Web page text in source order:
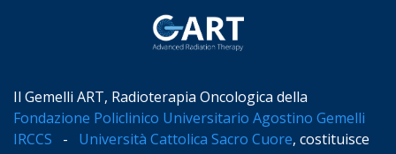
Il Gemelli ART, Radioterapia Oncologica della
Fondazione Policlinico Universitario Agostino Gemelli
IRCCS - Università Cattolica Sacro Cuore, costituisce